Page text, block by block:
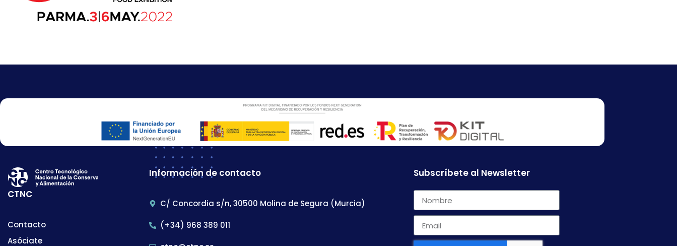
CTNC
Contacto
Asóciate
Información de contacto
C/ Concordia s/n, 30500 Molina de Segura (Murcia)
(+34) 968 389 011
Subscríbete al Newsletter